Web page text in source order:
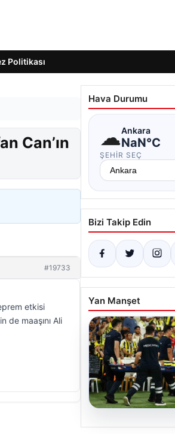
Politikası
Can’ın
#19733
etkisi
de maaşını Ali
Hava Durumu
☁Ankara
NaN°C
ŞEHIR SEÇ
Bizi Takip Edin
Yan Manşet
05.08.2026